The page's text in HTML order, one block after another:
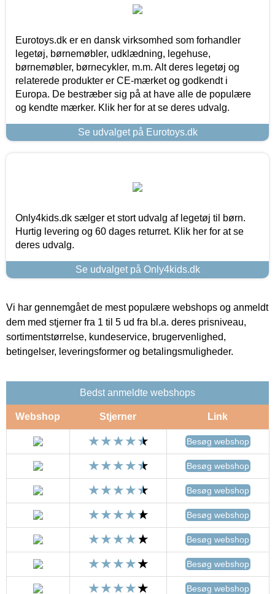
Eurotoys.dk er en dansk virksomhed som forhandler
legetøj, børnemøbler, udklædning, legehuse,
børnemøbler, børnecykler, m.m. Alt deres legetøj og
relaterede produkter er CE-mærket og godkendt i
Europa. De bestræber sig på at have alle de populære
og kendte mærker. Klik her for at se deres udvalg.
Se udvalget på Eurotoys.dk
Only4kids.dk sælger et stort udvalg af legetøj til børn.
Hurtig levering og 60 dages returret. Klik her for at se
deres udvalg.
Se udvalget på Only4kids.dk
Vi har gennemgået de mest populære webshops og anmeldt
dem med stjerner fra 1 til 5 ud fra bl.a. deres prisniveau,
sortimentstørrelse, kundeservice, brugervenlighed,
betingelser, leveringsformer og betalingsmuligheder.
Bedst anmeldte webshops
Webshop Stjerner Link
Besøg webshop
Besøg webshop
Besøg webshop
Besøg webshop
Besøg webshop
Besøg webshop
Besøg webshop